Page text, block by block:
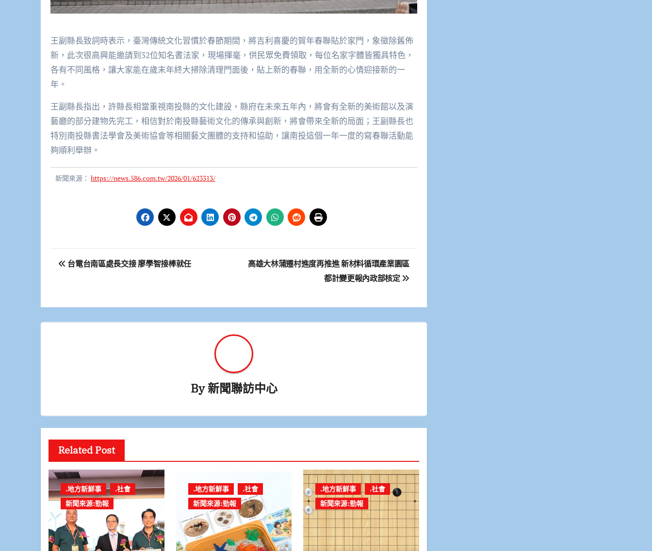
王副縣長致詞時表示，臺灣傳統文化習慣於春節期間，將吉利喜慶的賀年春聯貼於家門，象徵除舊佈
新，此次很高興能邀請到32位知名書法家，現場揮毫，供民眾免費領取，每位名家字體皆獨具特色，
各有不同風格，讓大家能在歲末年終大掃除清理門面後，貼上新的春聯，用全新的心情迎接新的一
年。
王副縣長指出，許縣長相當重視南投縣的文化建設，縣府在未來五年內，將會有全新的美術館以及演
藝廳的部分建物先完工，相信對於南投縣藝術文化的傳承與創新，將會帶來全新的局面；王副縣長也
特別南投縣書法學會及美術協會等相關藝文團體的支持和協助，讓南投這個一年一度的寫春聯活動能
夠順利舉辦。
新聞來源： https://news.586.com.tw/2026/01/623313/
文
覽
台電台南區處長交接 廖學智接棒就任
高雄大林蒲遷村進度再推進 新材料循環產業園區
都計變更報內政部核定
By新聞聯訪中心
Related Post
.地方新鮮事
.社會
新聞來源:勁報
.地方新鮮事
.社會
新聞來源:勁報
.地方新鮮事
.社會
新聞來源:勁報